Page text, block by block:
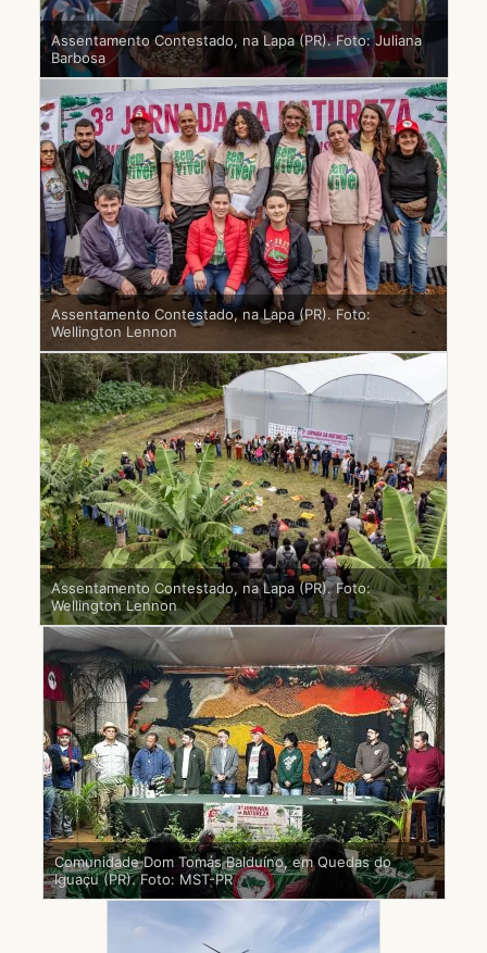
Assentamento Contestado, na Lapa (PR). Foto: Juliana
Barbosa
Assentamento Contestado, na Lapa (PR). Foto:
Wellington Lennon
Assentamento Contestado, na Lapa (PR). Foto:
Wellington Lennon
Comunidade Dom Tomás Balduíno, em Quedas do
Iguaçu (PR). Foto: MST-PR